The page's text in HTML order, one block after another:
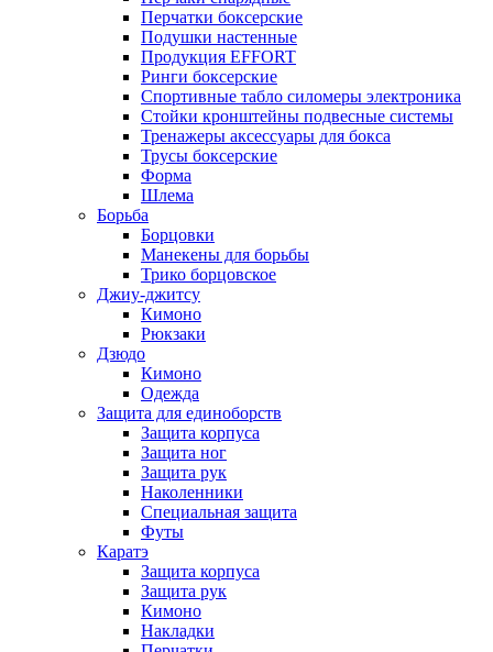
Перчатки боксерские
Подушки настенные
Продукция EFFORT
Ринги боксерские
Спортивные табло силомеры электроника
Стойки кронштейны подвесные системы
Тренажеры аксессуары для бокса
Трусы боксерские
Форма
Шлема
Борьба
Борцовки
Манекены для борьбы
Трико борцовское
Джиу-джитсу
Кимоно
Рюкзаки
Дзюдо
Кимоно
Одежда
Защита для единоборств
Защита корпуса
Защита ног
Защита рук
Наколенники
Специальная защита
Футы
Каратэ
Защита корпуса
Защита рук
Кимоно
Накладки